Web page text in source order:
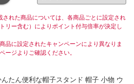
された商品については、各商品ごとに設定され
リー含む）によりポイント付与倍率が決定し
品に設定されたキャンペーンにより異なりま
ージよりご確認ください。
んたん便利な帽子スタンド 帽子 小物 ウ